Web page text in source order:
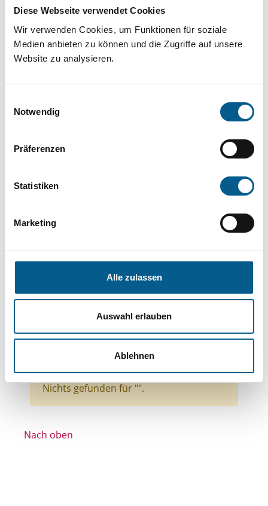
Diese Webseite verwendet Cookies
Wir verwenden Cookies, um Funktionen für soziale
Medien anbieten zu können und die Zugriffe auf unsere
Website zu analysieren.
Notwendig
Präferenzen
Statistiken
Marketing
Alle zulassen
Auswahl erlauben
Ablehnen
Stiftungsdatenbank recherchieren. Bei der
Suche bitte die Groß- und Kleinschreibung
beachten.
können durch die Wahl von Bereichen oder
Suchen
Themen: Wohltätige Zwecke
Themen: Tierschutz
Themen: Sport
Themen: Kirchliche Zwecke
Themen: Integration
Themen: Ländliche Entwicklung
Alle Filter entfernen
Nichts gefunden für "".
Nach oben